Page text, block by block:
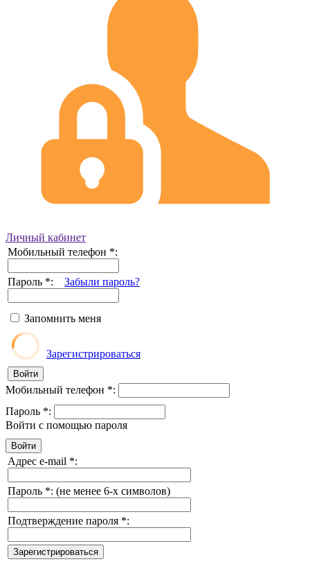
Личный кабинет
Мобильный телефон *:
Пароль *: Забыли пароль?
Запомнить меня
Зарегистрироваться
Мобильный телефон *:
Пароль *:
Войти с помощью пароля
Адрес e-mail *:
Пароль *: (не менее 6-х символов)
Подтверждение пароля *: